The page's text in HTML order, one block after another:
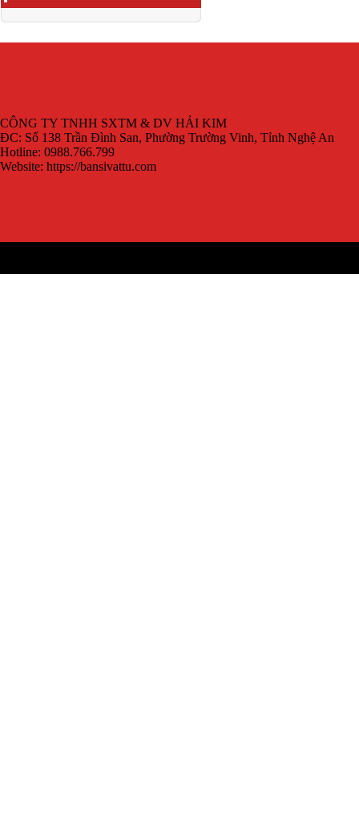
CÔNG TY TNHH SXTM & DV HẢI KIM
ĐC: Số 138 Trần Đình San, Phường Trường Vinh, Tỉnh Nghệ An
Hotline: 0988.766.799
Website: https://bansivattu.com